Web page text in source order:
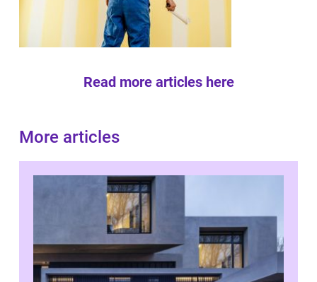
Read more articles here
More articles